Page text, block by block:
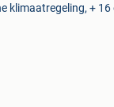
klimaatregeling, + 16